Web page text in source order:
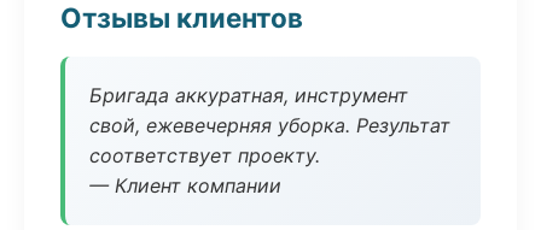
Отзывы клиентов
Бригада аккуратная, инструмент
свой, ежевечерняя уборка. Результат
соответствует проекту.
— Клиент компании